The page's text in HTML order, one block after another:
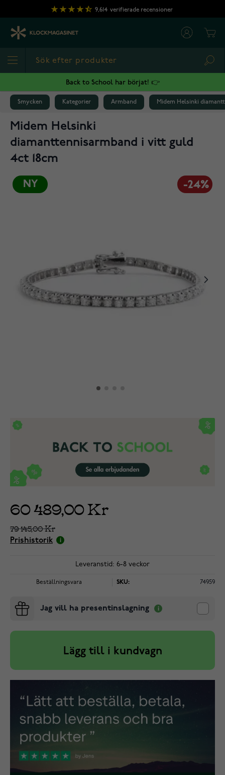
Hoppa till innehållet
9,614 verifierade recensioner
Back to School har börjat! 👉
Smycken Kategorier Armband Midem Helsinki
Midem Helsinki
diamanttennisarmband i vitt guld
4ct 18cm
NY -24%
60 489,00 Kr
79 145,00 Kr
Prishistorik
Leveranstid: 6-8 veckor
Beställningsvara SKU: 74959
Jag vill ha presentinslagning
Lägg till i kundvagn